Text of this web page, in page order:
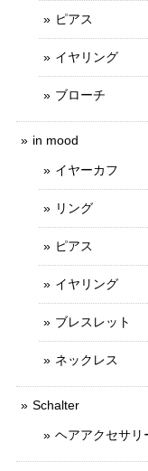
ピアス
イヤリング
ブローチ
in mood
イヤーカフ
リング
ピアス
イヤリング
ブレスレット
ネックレス
Schalter
ヘアアクセサリ